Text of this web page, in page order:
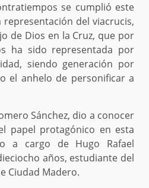
se cumplió este
representación del viacrucis,
de Dios en la Cruz, que por
ha sido representada por
siendo generación por
el anhelo de personificar a
Sánchez, dio a conocer
papel protagónico en esta
a cargo de Hugo Rafael
años, estudiante del
Ciudad Madero.